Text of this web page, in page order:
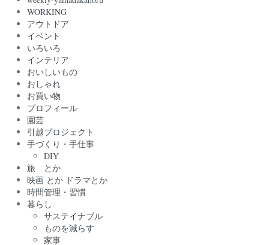
WORKING
アウトドア
イベント
いろいろ
インテリア
おいしいもの
おしゃれ
お買い物
プロフィール
園芸
引越プロジェクト
手づくり・手仕事
DIY
旅 とか
映画 とか ドラマとか
時間管理・習慣
暮らし
サステイナブル
ものを減らす
家事